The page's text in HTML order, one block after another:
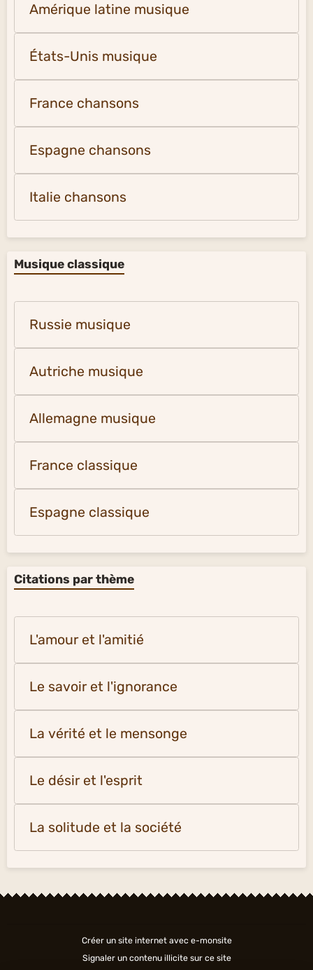
Amérique latine musique
États-Unis musique
France chansons
Espagne chansons
Italie chansons
Musique classique
Russie musique
Autriche musique
Allemagne musique
France classique
Espagne classique
Citations par thème
L'amour et l'amitié
Le savoir et l'ignorance
La vérité et le mensonge
Le désir et l'esprit
La solitude et la société
Créer un site internet avec e-monsite
Signaler un contenu illicite sur ce site